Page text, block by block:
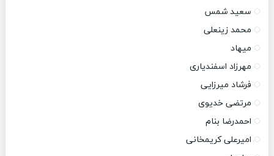
سعید شمس
محمد زینعلی
میهاد
مهرزاد اسفندیاری
فرشاد میرزایی
مرتضی خدیوی
احمدرضا بنام
امیرعلی کریمخانی